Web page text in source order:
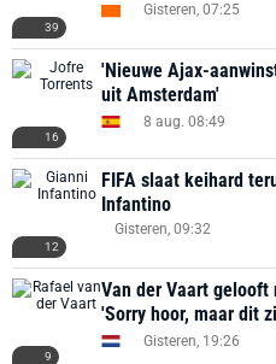
39
Gisteren, 07:25
16
'Nieuwe Ajax-
uit Amsterdam'
8 aug. 08:49
12
FIFA slaat keihard
Infantino
Gisteren, 09:32
9
Van der Vaart
'Sorry hoor, maar dit
Gisteren, 19:26